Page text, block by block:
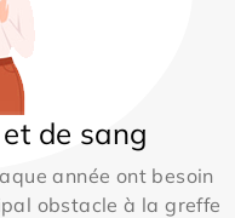
de sang
année ont besoin
obstacle à la greffe